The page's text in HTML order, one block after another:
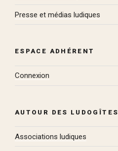
Presse et médias ludiques
ESPACE ADHÉRENT
Connexion
AUTOUR DES LUDOGÎTES
Associations ludiques